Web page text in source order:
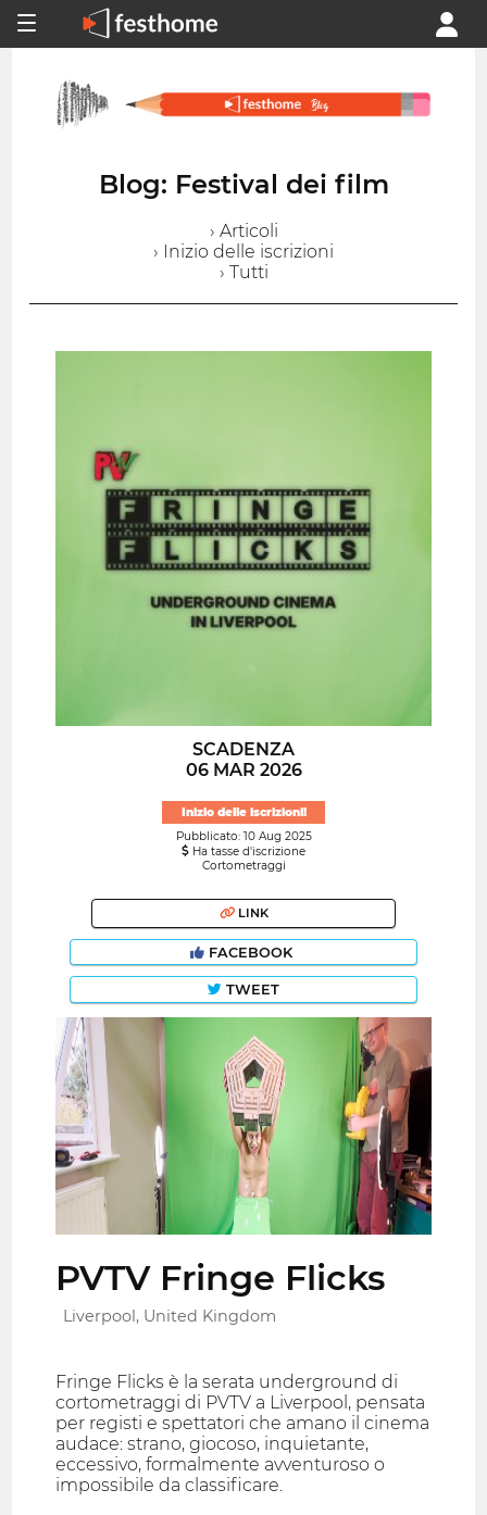
Blog: Festival dei film
› Articoli
› Inizio delle iscrizioni
› Tutti
SCADENZA
06 MAR 2026
Inizio delle iscrizioni!
Pubblicato: 10 Aug 2025
Ha tasse d'iscrizione
Cortometraggi
LINK
FACEBOOK
TWEET
PVTV Fringe Flicks
Liverpool, United Kingdom
Fringe Flicks è la serata underground di
cortometraggi di PVTV a Liverpool, pensata
per registi e spettatori che amano il cinema
audace: strano, giocoso, inquietante,
eccessivo, formalmente avventuroso o
impossibile da classificare.